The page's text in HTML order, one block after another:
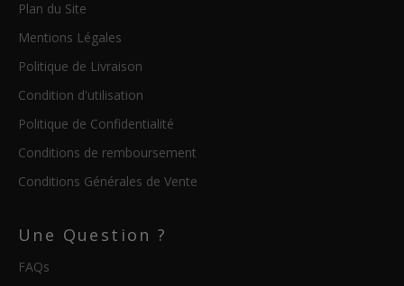
Plan du Site
Mentions Légales
Politique de Livraison
Condition d'utilisation
Politique de Confidentialité
Conditions de remboursement
Conditions Générales de Vente
Une Question ?
FAQs